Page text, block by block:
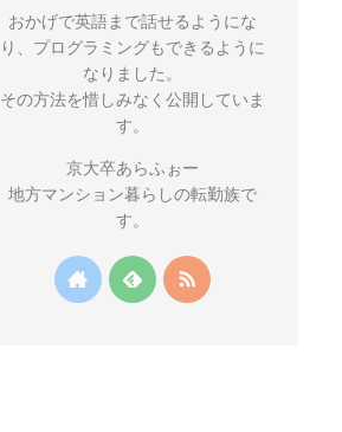
おかげで英語まで話せるようにな
り、プログラミングもできるように
なりました。
その方法を惜しみなく公開していま
す。
京大卒あらふぉー
地方マンション暮らしの転勤族で
す。